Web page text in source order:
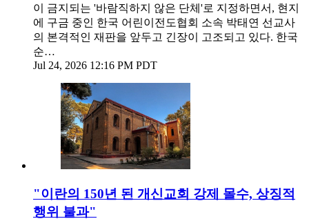
이 금지되는 '바람직하지 않은 단체'로 지정하면서, 현지
에 구금 중인 한국 어린이전도협회 소속 박태연 선교사
의 본격적인 재판을 앞두고 긴장이 고조되고 있다. 한국
순…
Jul 24, 2026 12:16 PM PDT
"이란의 150년 된 개신교회 강제 몰수, 상징적
행위 불과"